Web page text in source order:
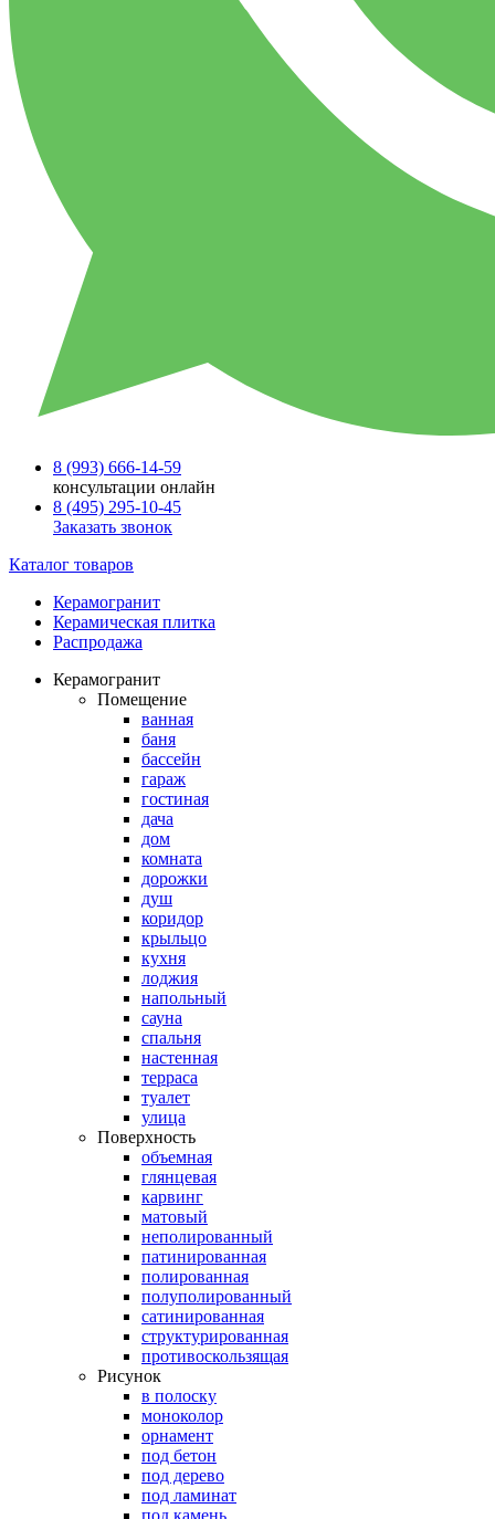
8 (993) 666-14-59
консультации онлайн
8 (495) 295-10-45
Заказать звонок
Каталог товаров
Керамогранит
Керамическая плитка
Распродажа
Керамогранит
Помещение
ванная
баня
бассейн
гараж
гостиная
дача
дом
комната
дорожки
душ
коридор
крыльцо
кухня
лоджия
напольный
сауна
спальня
настенная
терраса
туалет
улица
Поверхность
объемная
глянцевая
карвинг
матовый
неполированный
патинированная
полированная
полуполированный
сатинированная
структурированная
противоскользящая
Рисунок
в полоску
моноколор
орнамент
под бетон
под дерево
под ламинат
под камень